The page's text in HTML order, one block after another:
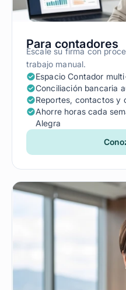
Para contadores
Escale su firma con
trabajo manual.
Espacio Contador
Conciliación bancaria
Reportes, contactos y
Ahorre horas cada
Alegra